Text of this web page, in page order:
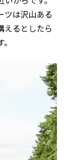
ツは沢山ある
えるとしたら